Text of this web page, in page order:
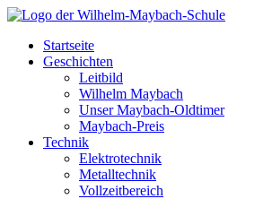
Startseite
Geschichten
Leitbild
Wilhelm Maybach
Unser Maybach-Oldtimer
Maybach-Preis
Technik
Elektrotechnik
Metalltechnik
Vollzeitbereich